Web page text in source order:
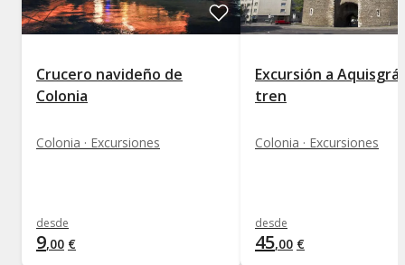
Crucero navideño de
Colonia
Colonia · Excursiones
desde
9,00 €
Excursión a
tren
Colonia · Excursiones
desde
45,00 €